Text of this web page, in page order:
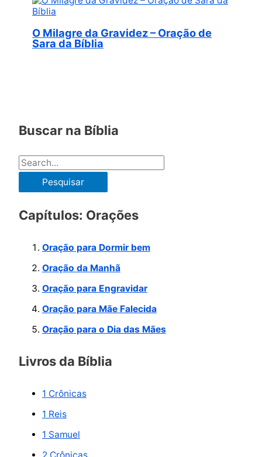
O Milagre da Gravidez – Oração de
Sara da Bíblia
Buscar na Bíblia
P
q
r
Capítulos: Orações
Oração para Dormir bem
Oração da Manhã
Oração para Engravidar
Oração para Mãe Falecida
Oração para o Dia das Mães
Livros da Bíblia
1 Crônicas
1 Reis
1 Samuel